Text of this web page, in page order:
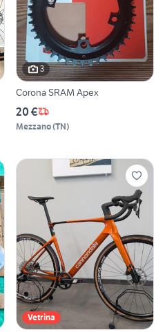
3
Corona SRAM Apex
20 €
Mezzano(TN)
Vetrina